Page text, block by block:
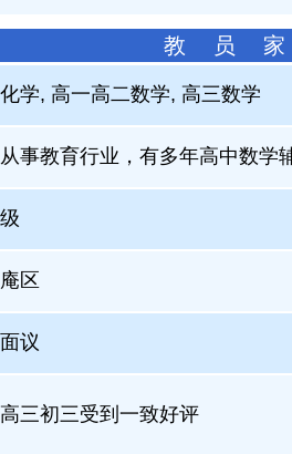
教 员
学, 高一高二数学, 高三数学
事教育行业，有多年高中数学
区
议
三初三受到一致好评